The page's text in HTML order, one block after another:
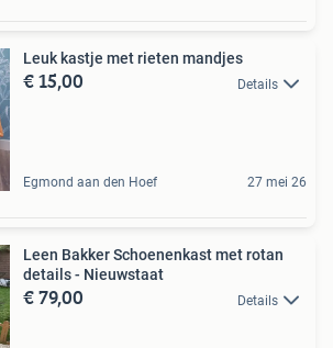
Leuk kastje met rieten mandjes
€ 15,00 Details
Egmond aan den Hoef 27 mei 26
Leen Bakker Schoenenkast met rotan
details - Nieuwstaat
€ 79,00 Details